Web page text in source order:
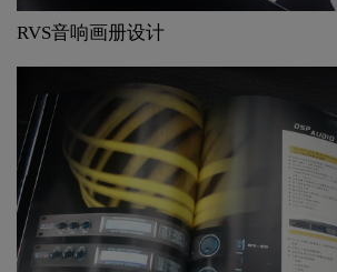
RVS音响画册设计